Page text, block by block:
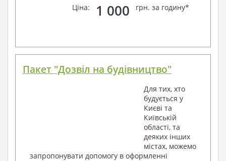
Ціна: 1 000 грн. за годину*
Пакет "Дозвіл на будівництво"
Для тих, хто
будується у
Києві та
Київській
області, та
деяких інших
містах, можемо
запропонувати допомогу в оформленні